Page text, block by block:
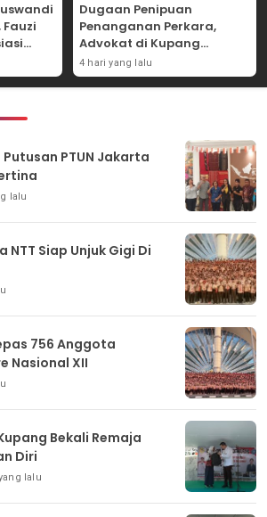
Dugaan Penipuan
Penanganan Perkara,
Advokat di Kupang
Dilaporkan ke Polda NTT
4 hari yang lalu
PTUN Jakarta
lalu
NTT Siap Unjuk Gigi Di
756 Anggota
Nasional XII
Bekali Remaja
Diri
lalu